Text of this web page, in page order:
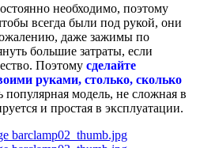
необходимо, поэтому
всегда были под рукой, они
даже зажимы по
большие затраты, если
Поэтому сделайте
руками, столько, сколько
популярная модель, не сложная в
и простая в эксплуатации.